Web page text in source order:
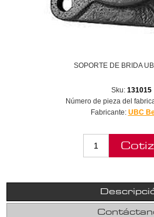
SOPORTE DE BRIDA
Sku: 131015
Número de pieza del
Fabricante: UBC